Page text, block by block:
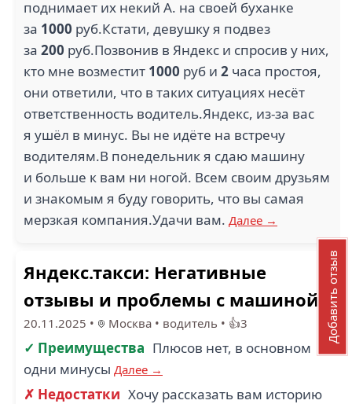
поднимает их некий А. на своей буханке
за 1000 руб.Кстати, девушку я подвез
за 200 руб.Позвонив в Яндекс и спросив у них,
кто мне возместит 1000 руб и 2 часа простоя,
они ответили, что в таких ситуациях несёт
ответственность водитель.Яндекс, из-за вас
я ушёл в минус. Вы не идёте на встречу
водителям.В понедельник я сдаю машину
и больше к вам ни ногой. Всем своим друзьям
и знакомым я буду говорить, что вы самая
мерзкая компания.Удачи вам. Далее →
Яндекс.такси: Негативные
отзывы и проблемы с машиной
20.11.2025 • Москва • водитель • 👍3
✓ Преимущества Плюсов нет, в основном
одни минусы Далее →
✗ Недостатки Хочу рассказать вам историю
Добавить отзыв